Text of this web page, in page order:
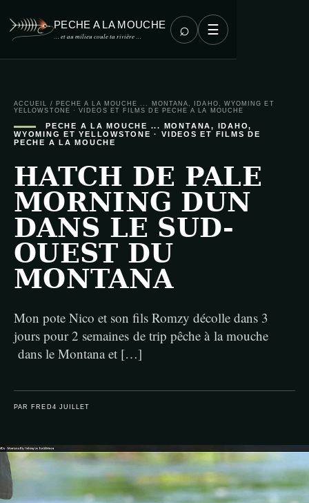
PECHE A LA MOUCHE
… et au milieu coule ta rivière … ⌕ ☰
ACCUEIL / PECHE A LA MOUCHE ... MONTANA, IDAHO, WYOMING ET
YELLOWSTONE ·VIDEOS ET FILMS DE PECHE A LA MOUCHE
PECHE A LA MOUCHE ... MONTANA, IDAHO,
WYOMING ET YELLOWSTONE ·VIDEOS ET FILMS DE
PECHE A LA MOUCHE
HATCH DE PALE
MORNING DUN
DANS LE SUD-
OUEST DU
MONTANA
Mon pote Nico et son fils Romzy décolle dans 3
jours pour 2 semaines de trip pêche à la mouche
dans le Montana et […]
PAR FRED 4 JUILLET